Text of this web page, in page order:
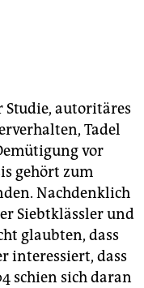
Studie, autoritäres
Tadel
vor
gehört zum
Nachdenklich
Siebtklässler und
glaubten, dass
interessiert, dass
schien sich daran